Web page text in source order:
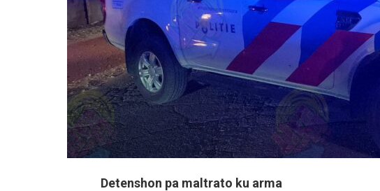
Detenshon pa maltrato ku arma